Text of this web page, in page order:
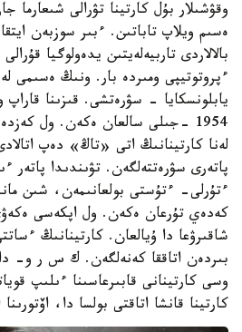
وقۋشىلار بۇل كارتينا تۋرالى شىعارما
ەسىم ويلاپ تاباتىن. ءبىر سوزبەن
بالالاردى تاربيەلەيتىن يدەولوگيا
ءپروتوتيپى ومىردە بار. ونىڭ ەسىمى
يابلونسكايا - سۋرەتشى. قىزىنا
لەنا كارتينانىڭ اتى «تاڭ» دەپ
پاتەرى سۋرەتتەلگەن. تۋىندىدا پاتەر
ءتۇرلى- ءتۇستى بولعانىمەن، شىن
كەدەي تۇرعان ەكەن. ول اپكەسى
شاقىرۋعا دا ۇيالعان. كارتينانىڭ
بىردەن اتاققا كەنەلگەن. ك س ر و-
وسى كارتينانى قابىرعاسىنا ءىلىپ
كارتينا قانشا اتاقتى بولسا دا،